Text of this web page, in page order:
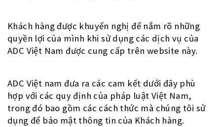
Khách hàng được khuyến nghị để nắm rõ những
quyền lợi của mình khi sử dụng các dịch vụ của
ADC Việt Nam được cung cấp trên website này.
ADC Việt nam đưa ra các cam kết dưới đây phù
hợp với các quy định của pháp luật Việt Nam,
trong đó bao gồm các cách thức mà chúng tôi sử
dụng để bảo mật thông tin của Khách hàng.